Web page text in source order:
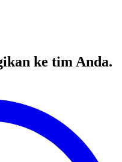
ke tim Anda.